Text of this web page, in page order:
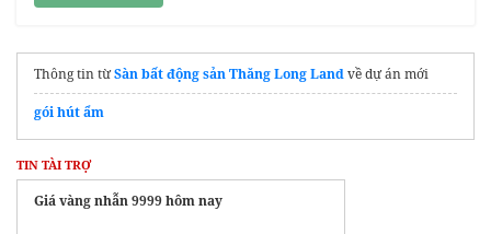
Thông tin từSàn bất động sản Thăng Long Landvề dự án mới
gói hút ẩm
TIN TÀI TRỢ
Giá vàng nhẫn 9999 hôm nay